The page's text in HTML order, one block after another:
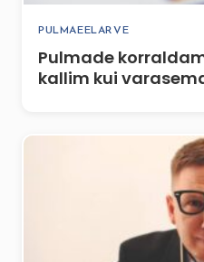
PULMAEELARVE
Pulmade
kallim kui